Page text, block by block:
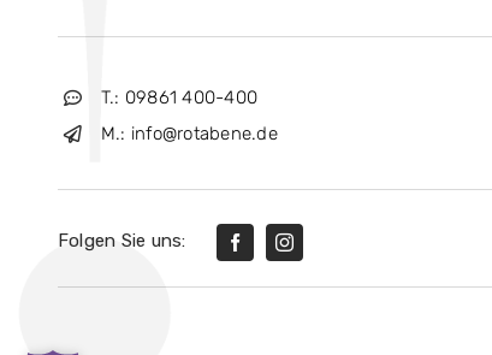
T.: 09861 400-400
M.: info@rotabene.de
Folgen Sie uns: